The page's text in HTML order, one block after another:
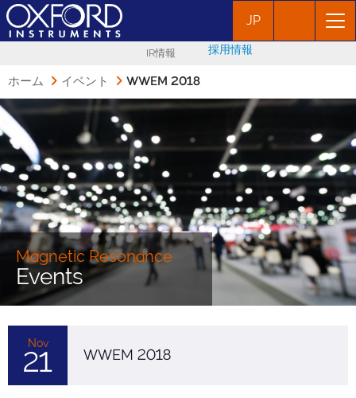
JP
IR情報 採用情報
ホーム イベント WWEM 2018
Magnetic Resonance
Events
Nov
21 WWEM 2018